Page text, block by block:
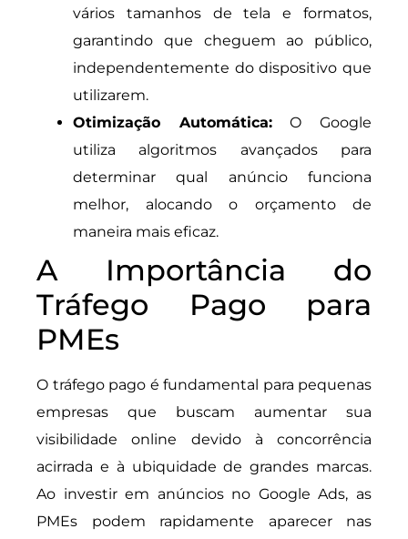
vários tamanhos de tela e formatos,
garantindo que cheguem ao público,
independentemente do dispositivo que
utilizarem.
Otimização Automática:O Google
utiliza algoritmos avançados para
determinar qual anúncio funciona
melhor, alocando o orçamento de
maneira mais eficaz.
A Importância do
Tráfego Pago para
PMEs
O tráfego pago é fundamental para pequenas
empresas que buscam aumentar sua
visibilidade online devido à concorrência
acirrada e à ubiquidade de grandes marcas.
Ao investir em anúncios no Google Ads, as
PMEs podem rapidamente aparecer nas